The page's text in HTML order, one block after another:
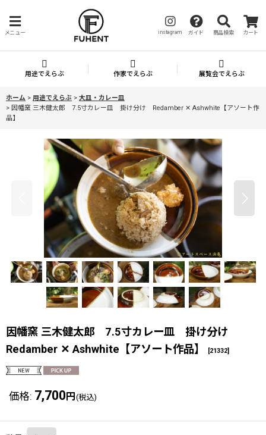
メニュー instagram ガイド 商品検索 カート
用途でえらぶ 作家でえらぶ 展覧会でえらぶ
ホーム > 用途でえらぶ > 大皿・カレー皿
> 因幡窯 三木健太郎 7.5寸カレー皿 掛け分け Redamber ✕ Ashwhite【アソート作
品】
因幡窯 三木健太郎 7.5寸カレー皿 掛け分け
Redamber ✕ Ashwhite【アソート作品】
[21332]
価格: 7,700 円 (税込)